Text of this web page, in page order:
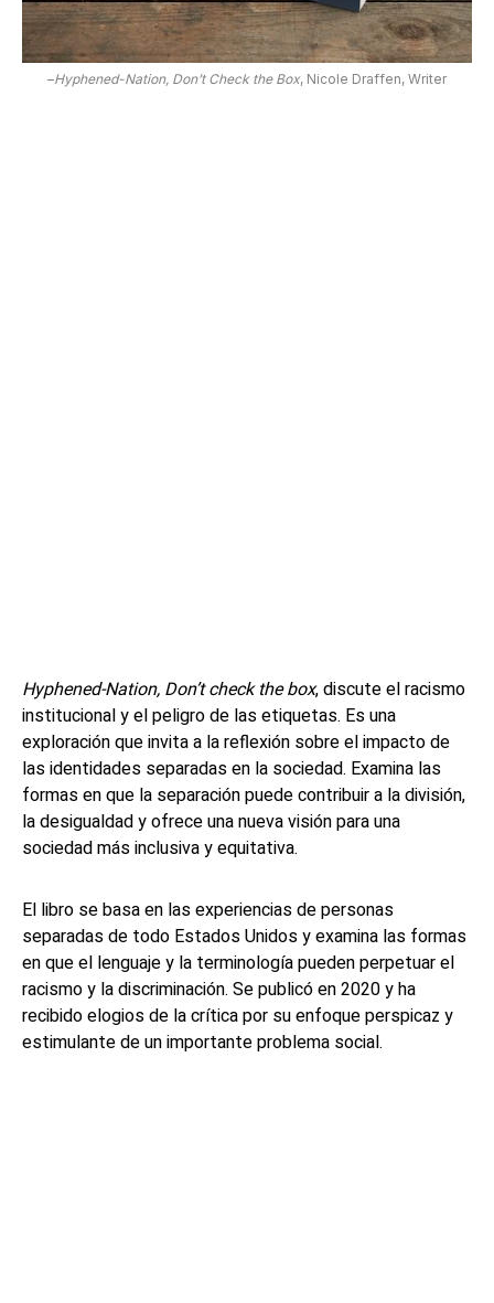
–Hyphened-Nation, Don’t Check the Box, Nicole Draffen, Writer
Hyphened-Nation, Don’t check the box, discute el racismo
institucional y el peligro de las etiquetas. Es una
exploración que invita a la reflexión sobre el impacto de
las identidades separadas en la sociedad. Examina las
formas en que la separación puede contribuir a la división,
la desigualdad y ofrece una nueva visión para una
sociedad más inclusiva y equitativa.
El libro se basa en las experiencias de personas
separadas de todo Estados Unidos y examina las formas
en que el lenguaje y la terminología pueden perpetuar el
racismo y la discriminación. Se publicó en 2020 y ha
recibido elogios de la crítica por su enfoque perspicaz y
estimulante de un importante problema social.